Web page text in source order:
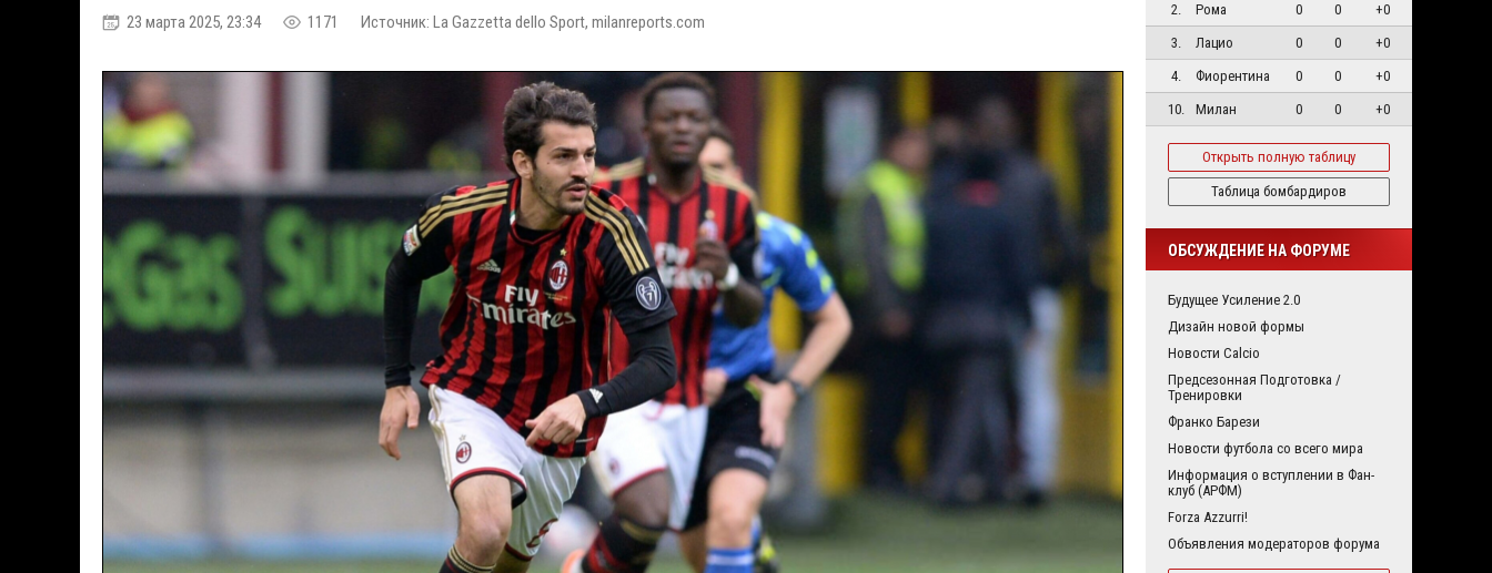
23 марта 2025, 23:34 1171 Источник: La Gazzetta dello Sport, milanreports.com
2.
Рома 0 0
+0
3.
Лацио 0 0
+0
4.
Фиорентина 0 0
+0
10.
Милан 0 0 +0
Открыть полную таблицу
Таблица бомбардиров
ОБСУЖДЕНИЕ НА ФОРУМЕ
Будущее Усиление 2.0
Дизайн новой формы
Новости Calcio
Предсезонная Подготовка /
Тренировки
Франко Барези
Новости футбола со всего мира
Информация о вступлении в Фан-
клуб (АРФМ)
Forza Azzurri!
Объявления модераторов форума